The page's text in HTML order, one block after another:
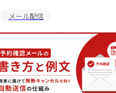
メール配信